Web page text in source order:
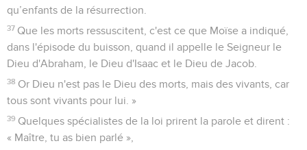
qu’enfants de la résurrection.
37 Que les morts ressuscitent, c'est ce que Moïse a indiqué,
dans l'épisode du buisson, quand il appelle le Seigneur le
Dieu d'Abraham, le Dieu d'Isaac et le Dieu de Jacob.
38 Or Dieu n'est pas le Dieu des morts, mais des vivants, car
tous sont vivants pour lui. »
39 Quelques spécialistes de la loi prirent la parole et dirent :
« Maître, tu as bien parlé »,